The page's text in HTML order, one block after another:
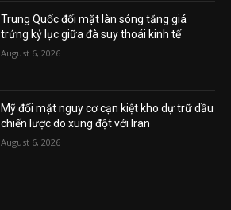
Trung Quốc đối mặt làn sóng tăng giá
trứng kỷ lục giữa đà suy thoái kinh tế
August 6, 2026
Mỹ đối mặt nguy cơ cạn kiệt kho dự trữ dầu
chiến lược do xung đột với Iran
August 6, 2026